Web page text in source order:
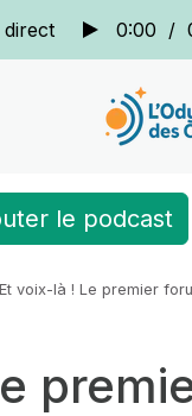
direct 0:00 /
le podcast
Et voix-là ! Le premier